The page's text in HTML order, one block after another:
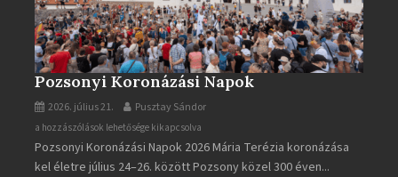
Pozsonyi Koronázási Napok
2026. július 21. Pusztay Sándor
Pozsonyi
Koronázási
Napok
a hozzászólások lehetősége kikapcsolva
Pozsonyi Koronázási Napok 2026 Mária Terézia koronázása
kel életre július 24–26. között Pozsony közel 300 éven...